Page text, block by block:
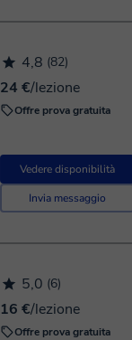
4,8 (82)
24 €/lezione
Offre prova gratuita
Vedere disponibilità
Invia messaggio
5,0 (6)
16 €/lezione
Offre prova gratuita